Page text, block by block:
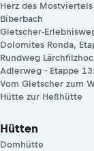
Herz des
Biberbach
Gletscher-
Dolomites Ronda,
Rundweg
Adlerweg - Etappe
Vom Gletscher zum
Hütte zur Heßhütte
Hütten
Domhütte